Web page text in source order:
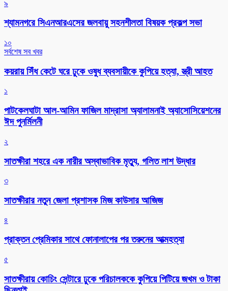
৯
শ্যামনগরে সিএনআরএসের জলবায়ু সহনশীলতা বিষয়ক প্রকল্প সভা
১০
সর্বশেষ সব খবর
কয়রায় সিঁধ কেটে ঘরে ঢুকে ওষুধ ব্যবসায়ীকে কুপিয়ে হত্যা, স্ত্রী আহত
১
পাটকেলঘাটা আল-আমিন ফাজিল মাদ্রাসা অ্যালামনাই অ্যাসোসিয়েশনের
ঈদ পুনর্মিলনী
২
সাতক্ষীরা শহরে এক নারীর অস্বাভাবিক মৃত্যু, গলিত লাশ উদ্ধার
৩
সাতক্ষীরার নতুন জেলা প্রশাসক মিজ কাউসার আজিজ
৪
প্রাক্তন প্রেমিকার সাথে ফোনালাপের পর তরুনের আত্মহত্যা
৫
সাতক্ষীরায় কোচিং সেন্টারে ঢুকে পরিচালককে কুপিয়ে পিটিয়ে জখম ও টাকা